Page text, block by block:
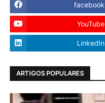
facebook
YouTube
LinkedIn
ARTIGOS POPULARES